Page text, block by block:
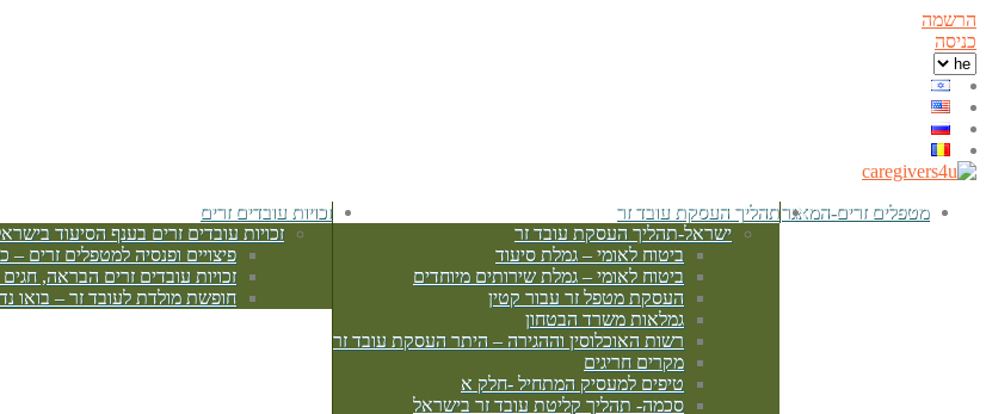
הרשמה
כניסה
מטפלים זרים-המאגרתהליך העסקת עובד זר
ישראל-תהליך העסקת עובד זר
ביטוח לאומי – גמלת סיעוד
ביטוח לאומי – גמלת שירותים מיוחדים
העסקת מטפל זר עבור קטין
גמלאות משרד הבטחון
רשות האוכלוסין וההגירה – היתר העסקת עובד זר
מקרים חריגים
טיפים למעסיק המתחיל -חלק א
סכמה- תהליך קליטת עובד זר בישראל
זכויות עובדים זרים
זכויות עובדים זרים בענף הסיעוד
פיצויים ופנסיה למטפלים זרים –
זכויות עובדים זרים הבראה,
חופשת מולדת לעובד זר – בואו